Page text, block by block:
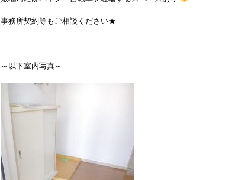
事務所契約等もご相談ください★
～以下室内写真～